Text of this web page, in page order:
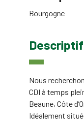
Bourgogne
Nous
CDI à temps
Beaune, Côte
Idéalement